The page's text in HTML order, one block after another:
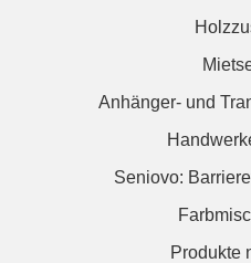
Anhänger- und
Seniovo:
Produkte